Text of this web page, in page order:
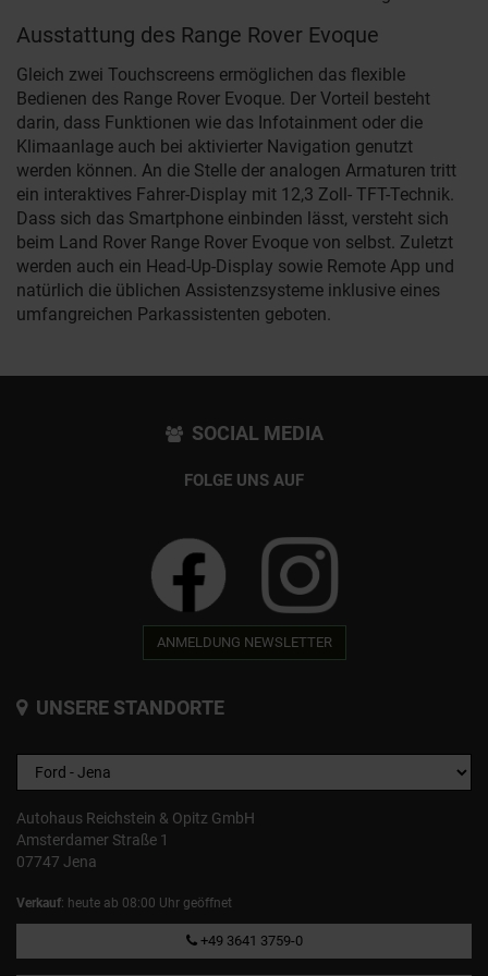
Ausstattung des Range Rover Evoque
Gleich zwei Touchscreens ermöglichen das flexible
Bedienen des Range Rover Evoque. Der Vorteil besteht
darin, dass Funktionen wie das Infotainment oder die
Klimaanlage auch bei aktivierter Navigation genutzt
werden können. An die Stelle der analogen Armaturen tritt
ein interaktives Fahrer-Display mit 12,3 Zoll- TFT-Technik.
Dass sich das Smartphone einbinden lässt, versteht sich
beim Land Rover Range Rover Evoque von selbst. Zuletzt
werden auch ein Head-Up-Display sowie Remote App und
natürlich die üblichen Assistenzsysteme inklusive eines
umfangreichen Parkassistenten geboten.
SOCIAL MEDIA
FOLGE UNS AUF
ANMELDUNG NEWSLETTER
UNSERE STANDORTE
Autohaus Reichstein & Opitz GmbH
Amsterdamer Straße 1
07747 Jena
Verkauf: heute ab 08:00 Uhr geöffnet
+49 3641 3759-0